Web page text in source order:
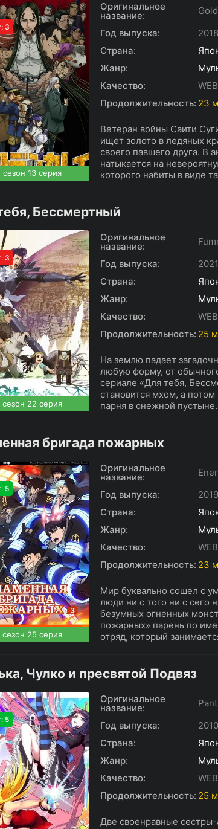
3
сезон 13 серия
Оригинальное
название:
Год выпуска:
2018
Страна:
Жанр:
Качество:
Продолжительность: 23
Ветеран войны Саити
ищет золото в ледяных
своего павшего друга. В
натыкается на
которого набиты в виде
Бессмертный
3
сезон 22 серия
Оригинальное
название:
Год выпуска:
2021
Страна:
Жанр:
Качество:
Продолжительность: 25
На землю падает
любую форму, от
сериале «Для тебя,
становится мхом, а
парня в снежной
бригада пожарных
5
сезон 25 серия
Оригинальное
название:
Год выпуска:
2019
Страна:
Жанр:
Качество:
Продолжительность: 23
Мир буквально сошел с
люди ни с того ни с сего
безумных огненных
пожарных» парень по
отряд, который
Чулко и пресвятой Подвяз
5
Оригинальное
название:
Год выпуска:
2010
Страна:
Жанр:
Качество:
Продолжительность: 25
Две своенравные